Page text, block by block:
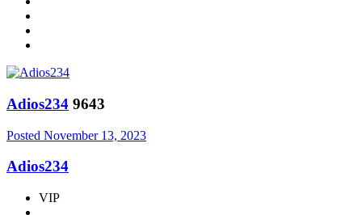
Adios234 9643
Posted November 13, 2023
Adios234
VIP